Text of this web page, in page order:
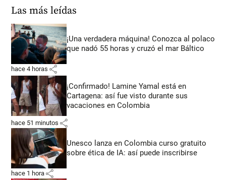
Las más leídas
¡Una verdadera máquina! Conozca al polaco
que nadó 55 horas y cruzó el mar Báltico
hace 4 horas share
¡Confirmado! Lamine Yamal está en
Cartagena: así fue visto durante sus
vacaciones en Colombia
hace 51 minutos share
Unesco lanza en Colombia curso gratuito
sobre ética de IA: así puede inscribirse
hace 1 hora share